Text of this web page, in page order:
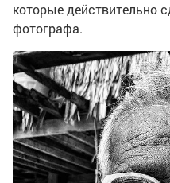
которые действительно
фотографа.